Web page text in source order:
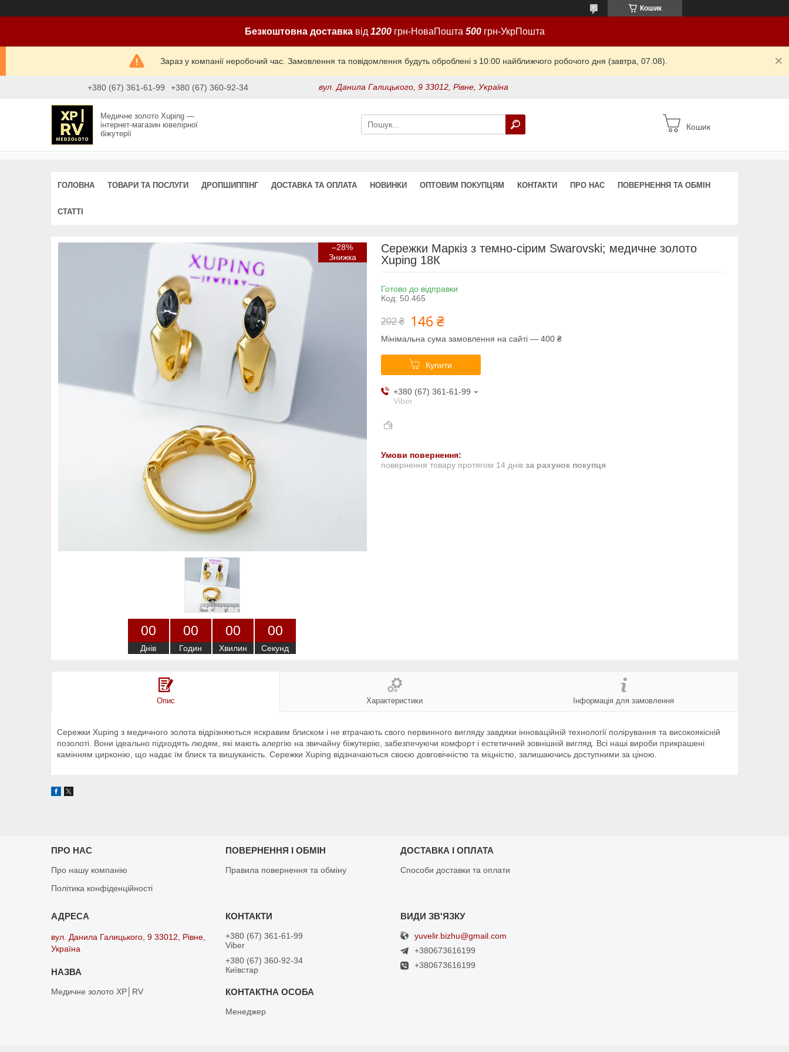
Кошик
Безкоштовна доставкавід 1200грн-НоваПошта 500грн-УкрПошта
Зараз у компанії неробочий час. Замовлення та повідомлення будуть оброблені з 10:00 найближчого робочого дня (завтра, 07.08).
+380 (67) 361-61-99 +380 (67) 360-92-34 вул. Данила Галицького, 9 33012, Рівне, Україна
Медичне золото Xuping —
інтернет-магазин ювелірної
біжутерії
Кошик
ГОЛОВНА ТОВАРИ ТА ПОСЛУГИ ДРОПШИППІНГ ДОСТАВКА ТА ОПЛАТА НОВИНКИ ОПТОВИМ ПОКУПЦЯМ КОНТАКТИ ПРО НАС ПОВЕРНЕННЯ ТА ОБМІН
СТАТТІ
–28%
00
Днів
00
Годин
00
Хвилин
00
Секунд
Сережки Маркіз з темно-сірим Swarovski; медичне золото
Xuping 18К
Готово до відправки
Код: 50.465
202 ₴ 146 ₴
Мінімальна сума замовлення на сайті — 400 ₴
Купити
+380 (67) 361-61-99
Viber
повернення товару протягом 14 днів за рахунок покупця
Опис Характеристики Інформація для замовлення
Сережки Xuping з медичного золота відрізняються яскравим блиском і не втрачають свого первинного вигляду завдяки інноваційній технології полірування та високоякісній
позолоті. Вони ідеально підходять людям, які мають алергію на звичайну біжутерію, забезпечуючи комфорт і естетичний зовнішній вигляд. Всі наші вироби прикрашені
камінням цирконію, що надає їм блиск та вишуканість. Сережки Xuping відзначаються своєю довговічністю та міцністю, залишаючись доступними за ціною.
ПРО НАС
Про нашу компанію
Політика конфіденційності
ПОВЕРНЕННЯ І ОБМІН
Правила повернення та обміну
ДОСТАВКА І ОПЛАТА
Способи доставки та оплати
вул. Данила Галицького, 9 33012, Рівне,
Україна
Медичне золото XP│RV
+380 (67) 361-61-99
Viber
+380 (67) 360-92-34
Київстар
Менеджер
yuvelir.bizhu@gmail.com
+380673616199
+380673616199